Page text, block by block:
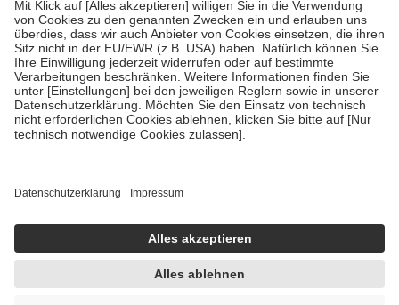
fallenkeine Zuzahlungenan bei:
• Kindern und Jugendlichen bis zum vollendeten 18. Lebensjahr
mit Ausnahme der Fahrkosten
• Untersuchungen zur Vorsorge und Früherkennung, die von der
GKV getragen werden
• empfohlenen Schutzimpfungen
• Harn- und Blutteststreifen
getroffen, um sicherzustellen, dass es sich um echte Bewertungen
https://help.etrusted.com/hc/de/articles/4419944605341
Einige Bilder und Inhalte wurden unter Zuhilfenahme künstlicher